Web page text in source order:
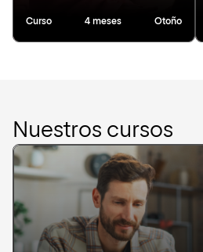
Curso 4 meses Otoño
Nuestros cursos